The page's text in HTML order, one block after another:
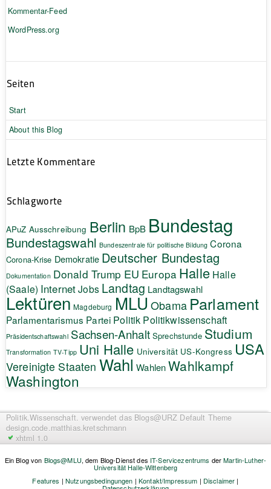
Kommentar-Feed
WordPress.org
Seiten
Start
About this Blog
Letzte Kommentare
Schlagworte
APuZ Ausschreibung Berlin BpB Bundestag
Bundestagswahl Bundeszentrale für politische Bildung Corona
Corona-Krise Demokratie Deutscher Bundestag
Dokumentation Donald Trump EU Europa Halle Halle
(Saale) InternetJobs Landtag Landtagswahl
Lektüren Magdeburg MLU Obama Parlament
Parlamentarismus Partei Politik Politikwissenschaft
Präsidentschaftswahl Sachsen-Anhalt Sprechstunde Studium
Transformation TV-Tipp Uni Halle Universität US-Kongress USA
Vereinigte Staaten Wahl Wahlen Wahlkampf
Washington
Politik.Wissenschaft. verwendet das Blogs@URZ Default Theme
design.code.matthias.kretschmann
xhtml 1.0
Ein Blog von Blogs@MLU, dem Blog-Dienst des IT-Servicezentrums derMartin-Luther-
Universität Halle-Wittenberg
Features | Nutzungsbedingungen |Kontakt/Impressum | Disclaimer |